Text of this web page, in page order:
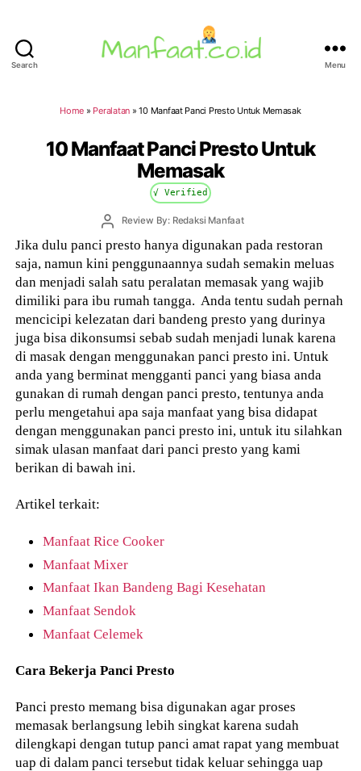
Search Menu
Home » Peralatan »10 Manfaat Panci Presto Untuk Memasak
10 Manfaat Panci Presto Untuk
Memasak
√ Verified
PostReview By: Redaksi Manfaat
Jika dulu panci presto hanya digunakan pada restoran
saja, namun kini penggunaannya sudah semakin meluas
dan menjadi salah satu peralatan memasak yang wajib
dimiliki para ibu rumah tangga. Anda tentu sudah pernah
mencicipi kelezatan dari bandeng presto yang durinya
juga bisa dikonsumsi sebab sudah menjadi lunak karena
di masak dengan menggunakan panci presto ini. Untuk
anda yang berminat mengganti panci yang biasa anda
gunakan di rumah dengan panci presto, tentunya anda
perlu mengetahui apa saja manfaat yang bisa didapat
dengan menggunakan panci presto ini, untuk itu silahkan
simak ulasan manfaat dari panci presto yang kami
berikan di bawah ini.
Artikel terkait:
Manfaat Rice Cooker
Manfaat Mixer
Manfaat Ikan Bandeng Bagi Kesehatan
Manfaat Sendok
Manfaat Celemek
Cara Bekerja Panci Presto
Panci presto memang bisa digunakan agar proses
memasak berlangsung lebih singkat karena sudah
dilengkapi dengan tutup panci amat rapat yang membuat
uap di dalam panci tersebut tidak keluar sehingga uap